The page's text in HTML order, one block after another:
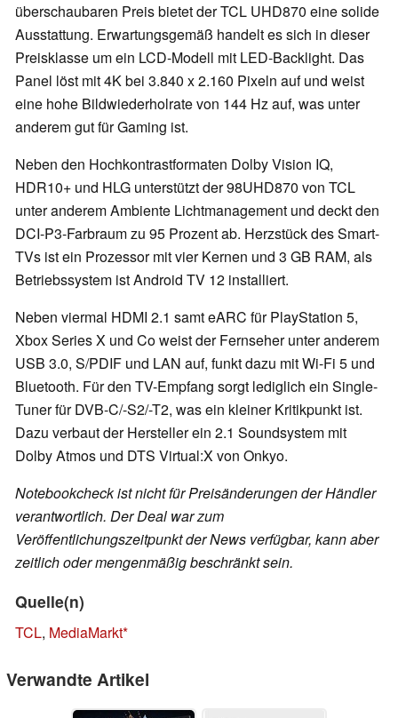
überschaubaren Preis bietet der TCL UHD870 eine solide
Ausstattung. Erwartungsgemäß handelt es sich in dieser
Preisklasse um ein LCD-Modell mit LED-Backlight. Das
Panel löst mit 4K bei 3.840 x 2.160 Pixeln auf und weist
eine hohe Bildwiederholrate von 144 Hz auf, was unter
anderem gut für Gaming ist.
Neben den Hochkontrastformaten Dolby Vision IQ,
HDR10+ und HLG unterstützt der 98UHD870 von TCL
unter anderem Ambiente Lichtmanagement und deckt den
DCI-P3-Farbraum zu 95 Prozent ab. Herzstück des Smart-
TVs ist ein Prozessor mit vier Kernen und 3 GB RAM, als
Betriebssystem ist Android TV 12 installiert.
Neben viermal HDMI 2.1 samt eARC für PlayStation 5,
Xbox Series X und Co weist der Fernseher unter anderem
USB 3.0, S/PDIF und LAN auf, funkt dazu mit Wi-Fi 5 und
Bluetooth. Für den TV-Empfang sorgt lediglich ein Single-
Tuner für DVB-C/-S2/-T2, was ein kleiner Kritikpunkt ist.
Dazu verbaut der Hersteller ein 2.1 Soundsystem mit
Dolby Atmos und DTS Virtual:X von Onkyo.
Notebookcheck ist nicht für Preisänderungen der Händler
verantwortlich. Der Deal war zum
Veröffentlichungszeitpunkt der News verfügbar, kann aber
zeitlich oder mengenmäßig beschränkt sein.
Quelle(n)
TCL, MediaMarkt
Verwandte Artikel